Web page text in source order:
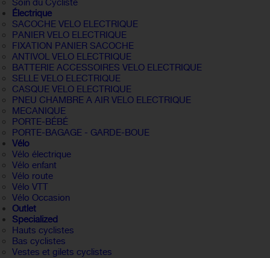
Soin du Cycliste
Électrique
SACOCHE VELO ELECTRIQUE
PANIER VELO ELECTRIQUE
FIXATION PANIER SACOCHE
ANTIVOL VELO ELECTRIQUE
BATTERIE ACCESSOIRES VELO ELECTRIQUE
SELLE VELO ELECTRIQUE
CASQUE VELO ELECTRIQUE
PNEU CHAMBRE A AIR VELO ELECTRIQUE
MECANIQUE
PORTE-BÉBÉ
PORTE-BAGAGE - GARDE-BOUE
Vélo
Vélo électrique
Vélo enfant
Vélo route
Vélo VTT
Vélo Occasion
Outlet
Specialized
Hauts cyclistes
Bas cyclistes
Vestes et gilets cyclistes